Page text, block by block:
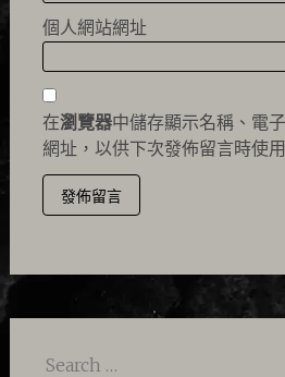
個人網站網址
在瀏覽器中儲存顯示名稱、電
網址，以供下次發佈留言時使用
Search